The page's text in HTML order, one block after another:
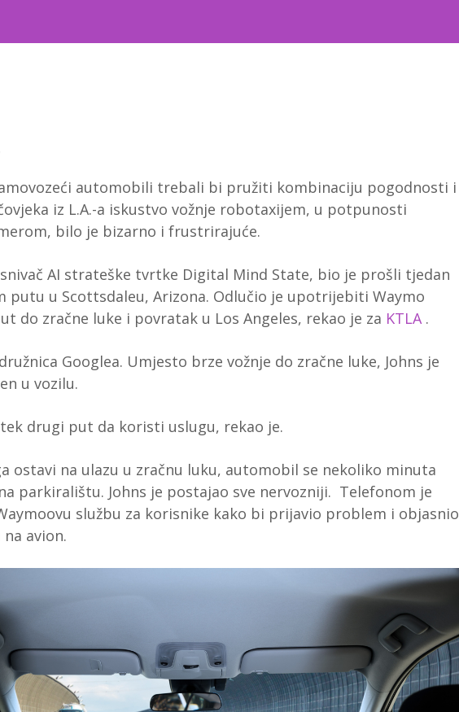
automobili trebali bi pružiti kombinaciju pogodnosti i
iz L.A.-a iskustvo vožnje robotaxijem, u potpunosti
bilo je bizarno i frustrirajuće.
AI strateške tvrtke Digital Mind State, bio je prošli tjedan
putu u Scottsdaleu, Arizona. Odlučio je upotrijebiti Waymo
do zračne luke i povratak u Los Angeles, rekao je za KTLA.
Googlea. Umjesto brze vožnje do zračne luke, Johns je
u vozilu.
drugi put da koristi uslugu, rekao je.
ostavi na ulazu u zračnu luku, automobil se nekoliko minuta
parkiralištu. Johns je postajao sve nervozniji. Telefonom je
službu za korisnike kako bi prijavio problem i objasnio
avion.